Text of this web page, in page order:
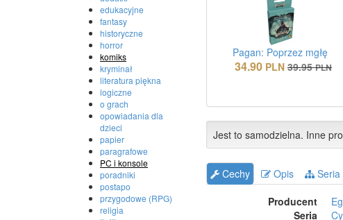
edukacyjne
fantasy
historyczne
horror
komiks
kryminał
literatura piękna
logiczne
o grach
opowiadania dla
dzieci
papier
paragrafowe
PC i konsole
poradniki
postapo
przygodowe (RPG)
religia
Pagan: Poprzez mgłę
34.90 PLN 39.95 PLN
Jest to samodzielna. Inne
Cechy Opis Seria
Producent
Seria